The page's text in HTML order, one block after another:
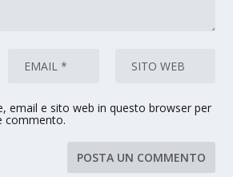
email e sito web in questo browser per
commento.